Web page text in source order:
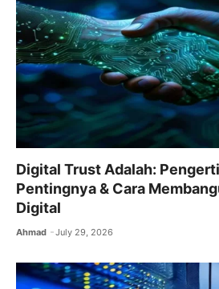
Digital Trust Adalah:
Pentingnya & Cara
Digital
Ahmad July 29, 2026